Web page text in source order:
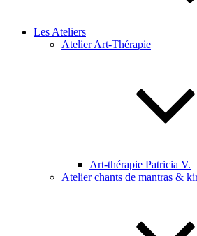
Les Ateliers
Atelier Art-Thérapie
Art-thérapie Patricia V.
Atelier chants de mantras &